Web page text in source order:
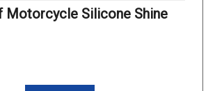
Motorcycle Silicone Shine